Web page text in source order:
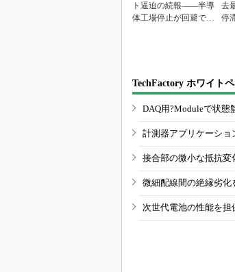
ト逼迫の続報――半導
体工場停止が回避でき
去
停
TechFactory ホワイト
DAQ用?Moduleで状態
計測器アプリケーショ
接合部の微小な抵抗
微細配線間の絶縁劣
次世代電池の性能を担